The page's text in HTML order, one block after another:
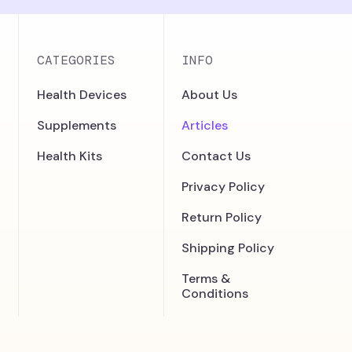
CATEGORIES
Health Devices
Supplements
Health Kits
INFO
About Us
Articles
Contact Us
Privacy Policy
Return Policy
Shipping Policy
Terms &
Conditions